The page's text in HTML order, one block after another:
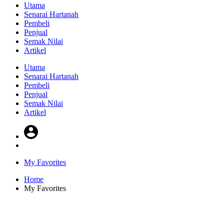
Utama
Senarai Hartanah
Pembeli
Penjual
Semak Nilai
Artikel
Utama
Senarai Hartanah
Pembeli
Penjual
Semak Nilai
Artikel
My Favorites
Home
My Favorites